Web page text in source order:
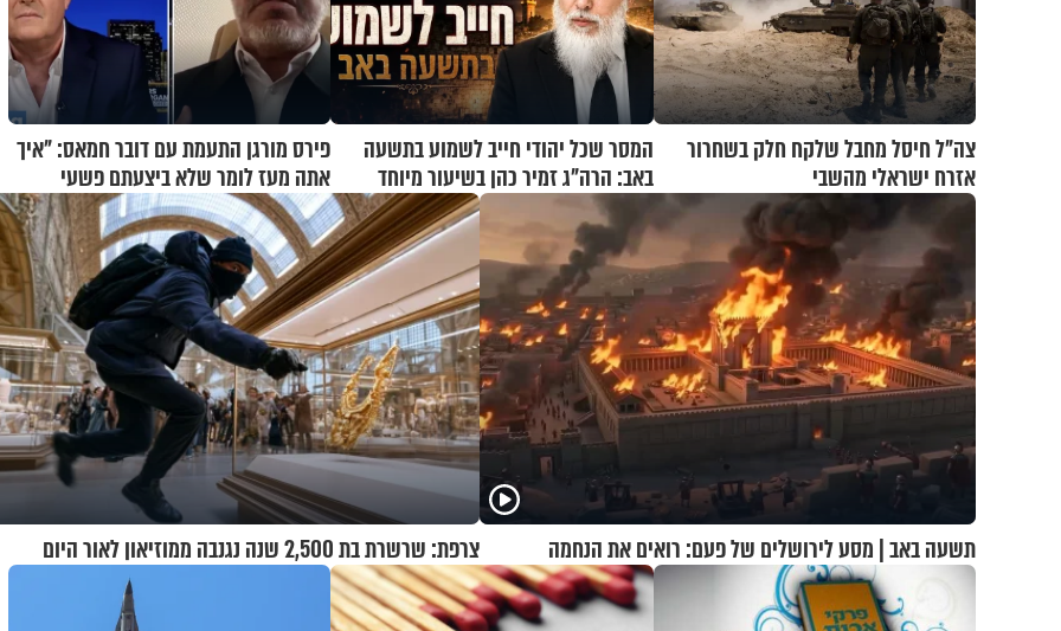
צה"ל חיסל מחבל שלקח חלק בשחרור
אזרח ישראלי מהשבי
המסר שכל יהודי חייב לשמוע בתשעה
באב: הרה"ג זמיר כהן בשיעור מיוחד
פירס מורגן התעמת עם דובר חמאס: "איך
אתה מעז לומר שלא ביצעתם פשעי
מלחמה?!"
תשעה באב | מסע לירושלים של פעם: רואים את הנחמה צרפת: שרשרת בת 2,500 שנה נגנבה ממוזיאון לאור היום